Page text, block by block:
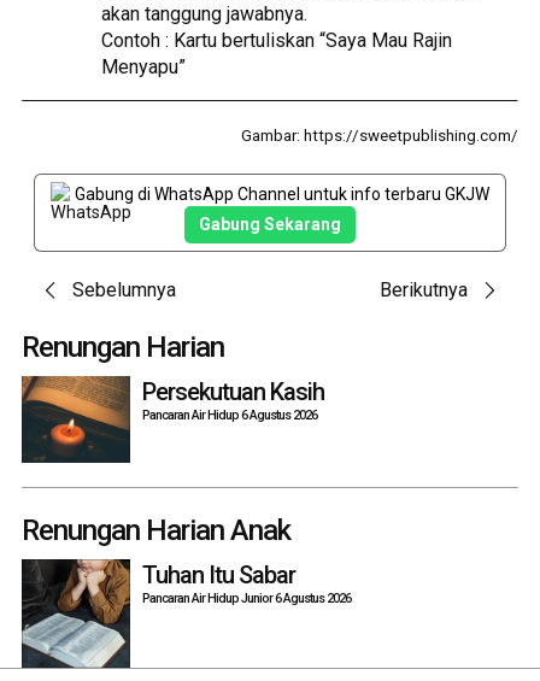
akan tanggung jawabnya.
Contoh : Kartu bertuliskan “Saya Mau Rajin
Menyapu”
Gambar: https://sweetpublishing.com/
Gabung di WhatsApp Channel untuk info terbaru GKJW
Gabung Sekarang
Post
navigation
Sebelumnya Berikutnya
Renungan Harian
Persekutuan Kasih
Pancaran Air Hidup 6 Agustus 2026
Renungan Harian Anak
Tuhan Itu Sabar
Pancaran Air Hidup Junior 6 Agustus 2026